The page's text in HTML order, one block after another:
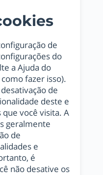
de
do
a Ajuda do
fazer isso).
de
deste e
você visita. A
geralmente
de
e
é
não desative os